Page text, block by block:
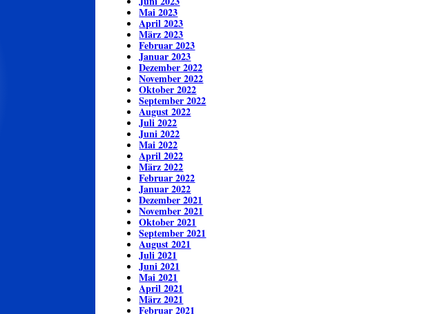
Mai 2023
April 2023
März 2023
Februar 2023
Januar 2023
Dezember 2022
November 2022
Oktober 2022
September 2022
August 2022
Juli 2022
Juni 2022
Mai 2022
April 2022
März 2022
Februar 2022
Januar 2022
Dezember 2021
November 2021
Oktober 2021
September 2021
August 2021
Juli 2021
Juni 2021
Mai 2021
April 2021
März 2021
Februar 2021